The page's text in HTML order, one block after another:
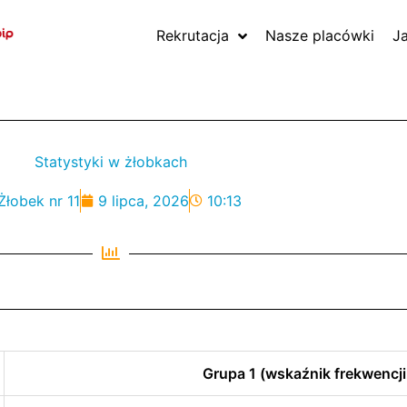
Rekrutacja Nasze placówki
Statystyki w żłobkach
nr 11 9 lipca, 2026 10:13
Grupa 1 (wskaźnik